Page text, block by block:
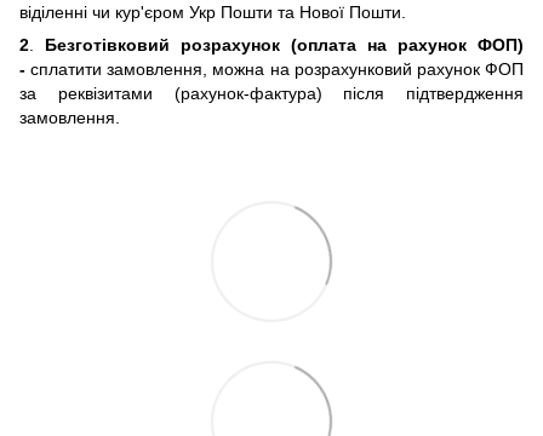
віділенні чи кур'єром Укр Пошти та Нової Пошти.
2
Безготівковий розрахунок (оплата на рахунок ФОП)
-сплатити замовлення, можна на розрахунковий рахунок ФОП
за реквізитами (рахунок-фактура) після підтвердження
замовлення.